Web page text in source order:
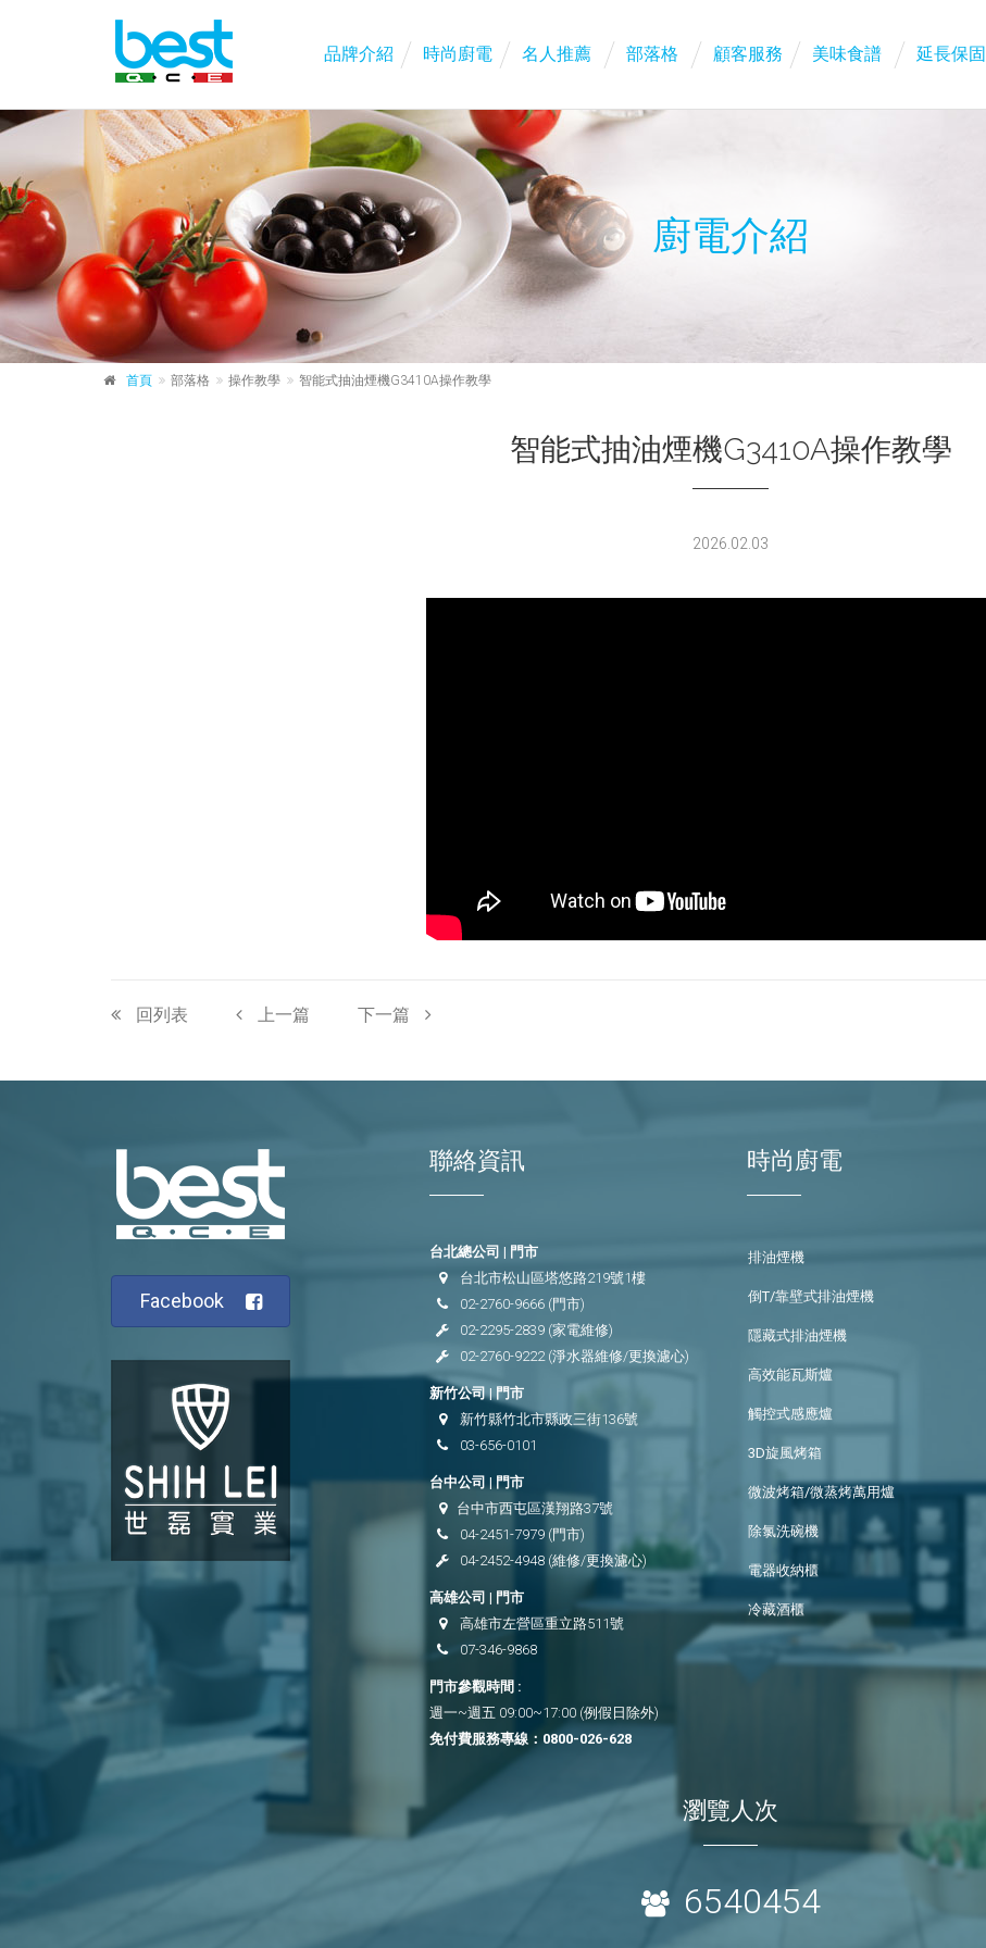
品牌介紹 時尚廚電 名人推薦 部落格 顧客服務 美味食譜 延長保固
廚電介紹
首頁 部落格 操作教學 智能式抽油煙機G3410A操作教學
智能式抽油煙機G3410A操作教學
2026.02.03
回列表 上一篇 下一篇
Facebook
聯絡資訊
台北總公司 | 門市
台北市松山區塔悠路219號1樓
02-2760-9666(門市)
02-2295-2839(家電維修)
02-2760-9222(淨水器維修/更換濾心)
新竹公司 | 門市
新竹縣竹北市縣政三街136號
03-656-0101
台中公司 | 門市
台中市西屯區漢翔路37號
04-2451-7979(門市)
04-2452-4948(維修/更換濾心)
高雄公司 | 門市
高雄市左營區重立路511號
07-346-9868
門市參觀時間 :
週一~週五 09:00~17:00 (例假日除外)
免付費服務專線： 0800-026-628
時尚廚電
排油煙機
倒T/靠壁式排油煙機
隱藏式排油煙機
高效能瓦斯爐
觸控式感應爐
3D旋風烤箱
微波烤箱/微蒸烤萬用爐
除氯洗碗機
電器收納櫃
冷藏酒櫃
瀏覽人次
6540454